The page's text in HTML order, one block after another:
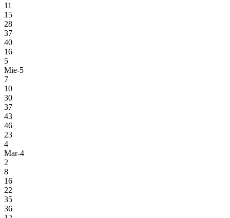
11
15
28
37
40
16
5
Mie-5
7
10
30
37
43
46
23
4
Mar-4
2
8
16
22
35
36